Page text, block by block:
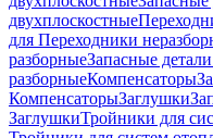
двухплоскостные
для Переходники
разборныеЗапасные
разборныеКомпенсаторы
КомпенсаторыЗаглушки
ЗаглушкиТройники для